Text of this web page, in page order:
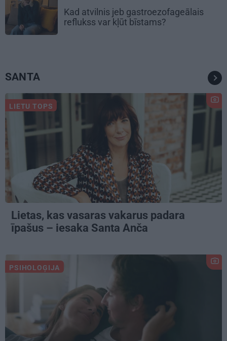
Kad atvilnis jeb gastroezofageālais
reflukss var kļūt bīstams?
SANTA
LIETU TOPS
Lietas, kas vasaras vakarus padara
īpašus – iesaka Santa Anča
PSIHOLOĢIJA